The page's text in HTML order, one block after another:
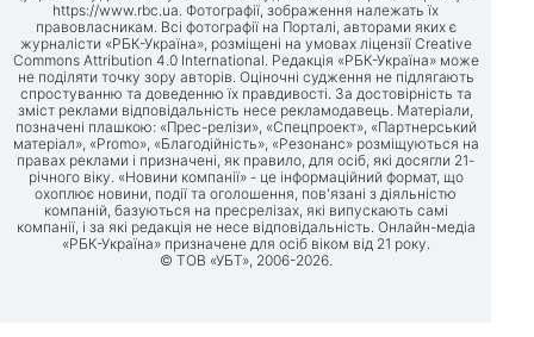
https://www.rbc.ua. Фотографії, зображення належать їх
правовласникам. Всі фотографії на Порталі, авторами яких є
журналісти «РБК-Україна», розміщені на умовах ліцензії Creative
Commons Attribution 4.0 International. Редакція «РБК-Україна» може
не поділяти точку зору авторів. Оціночні судження не підлягають
спростуванню та доведенню їх правдивості. За достовірність та
зміст реклами відповідальність несе рекламодавець. Матеріали,
позначені плашкою: «Прес-релізи», «Спецпроект», «Партнерський
матеріал», «Promo», «Благодійність», «Резонанс» розміщуються на
правах реклами і призначені, як правило, для осіб, які досягли 21-
річного віку. «Новини компанії» - це інформаційний формат, що
охоплює новини, події та оголошення, пов'язані з діяльністю
компаній, базуються на пресрелізах, які випускають самі
компанії, і за які редакція не несе відповідальність. Онлайн-медіа
«РБК-Україна» призначене для осіб віком від 21 року.
© ТОВ «УБТ», 2006-2026.